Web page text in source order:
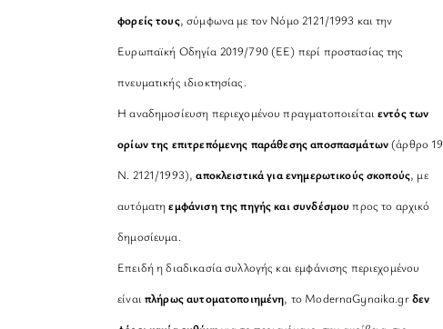
φορείς τους, σύμφωνα με τον Νόμο 2121/1993 και την
Ευρωπαϊκή Οδηγία 2019/790 (ΕΕ) περί προστασίας της
πνευματικής ιδιοκτησίας.
Η αναδημοσίευση περιεχομένου πραγματοποιείταιεντός των
ορίων της επιτρεπόμενης παράθεσης αποσπασμάτων(άρθρο 19
Ν. 2121/1993), αποκλειστικά για ενημερωτικούς σκοπούς, με
αυτόματηεμφάνιση της πηγής και συνδέσμου προς το αρχικό
δημοσίευμα.
Επειδή η διαδικασία συλλογής και εμφάνισης περιεχομένου
είναιπλήρως αυτοματοποιημένη, το ModernaGynaika.grδεν